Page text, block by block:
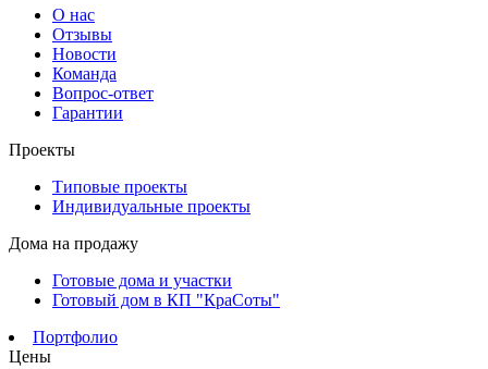
О нас
Отзывы
Новости
Команда
Вопрос-ответ
Гарантии
Проекты
Типовые проекты
Индивидуальные проекты
Дома на продажу
Готовые дома и участки
Готовый дом в КП "КраСоты"
Портфолио
Цены